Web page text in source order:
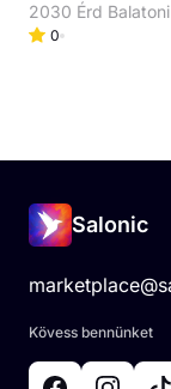
2030 Érd
0
Salonic
Kövess bennünket